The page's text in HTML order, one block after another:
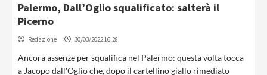
Palermo, Dall’Oglio squalificato: salterà il
Picerno
Redazione 30/03/2022 16:28
Ancora assenze per squalifica nel Palermo: questa volta tocca
a Jacopo dall'Oglio che, dopo il cartellino giallo rimediato